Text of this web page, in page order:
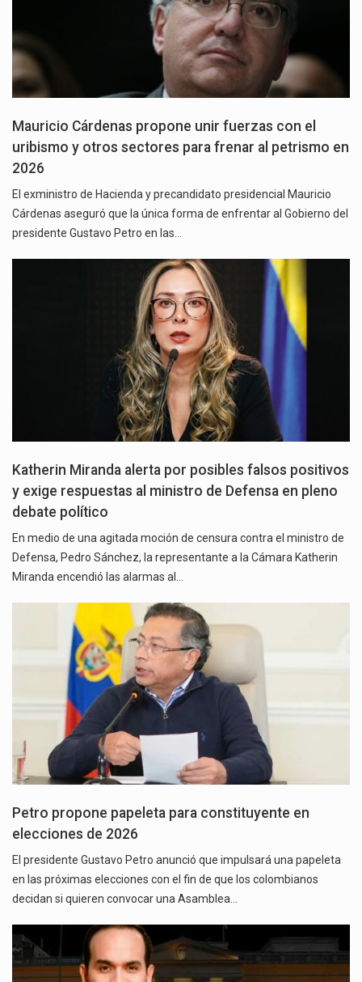
Mauricio Cárdenas propone unir fuerzas con el
uribismo y otros sectores para frenar al petrismo en
2026
El exministro de Hacienda y precandidato presidencial Mauricio
Cárdenas aseguró que la única forma de enfrentar al Gobierno del
presidente Gustavo Petro en las…
Katherin Miranda alerta por posibles falsos positivos
y exige respuestas al ministro de Defensa en pleno
debate político
En medio de una agitada moción de censura contra el ministro de
Defensa, Pedro Sánchez, la representante a la Cámara Katherin
Miranda encendió las alarmas al…
Petro propone papeleta para constituyente en
elecciones de 2026
El presidente Gustavo Petro anunció que impulsará una papeleta
en las próximas elecciones con el fin de que los colombianos
decidan si quieren convocar una Asamblea…